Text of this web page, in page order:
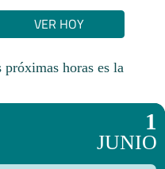
VER HOY
horas es la
1
JUNIO